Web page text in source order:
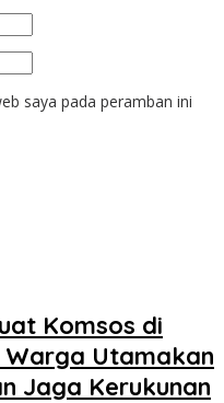
saya pada peramban ini
Komsos di
Utamakan
Jaga Kerukunan